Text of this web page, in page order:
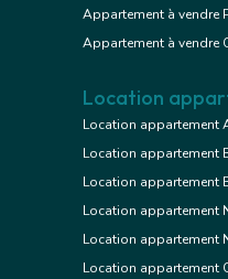
Appartement à vendre
Appartement à vendre
Location
Location appartement
Location appartement
Location appartement
Location appartement
Location appartement
Location appartement